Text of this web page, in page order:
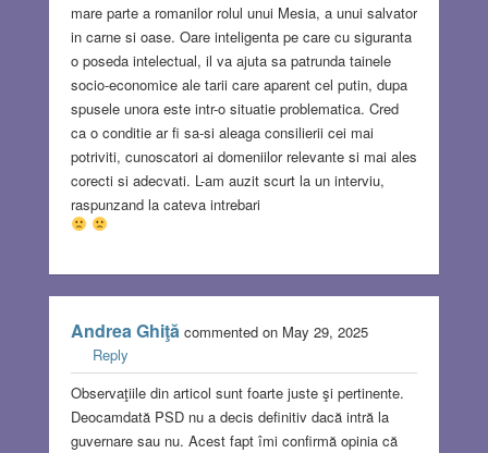
mare parte a romanilor rolul unui Mesia, a unui salvator
in carne si oase. Oare inteligenta pe care cu siguranta
o poseda intelectual, il va ajuta sa patrunda tainele
socio-economice ale tarii care aparent cel putin, dupa
spusele unora este intr-o situatie problematica. Cred
ca o conditie ar fi sa-si aleaga consilierii cei mai
potriviti, cunoscatori ai domeniilor relevante si mai ales
corecti si adecvati. L-am auzit scurt la un interviu,
raspunzand la cateva intrebari
Andrea Ghiţăcommented on May 29, 2025
Reply
Observaţiile din articol sunt foarte juste şi pertinente.
Deocamdată PSD nu a decis definitiv dacă intră la
guvernare sau nu. Acest fapt îmi confirmă opinia că